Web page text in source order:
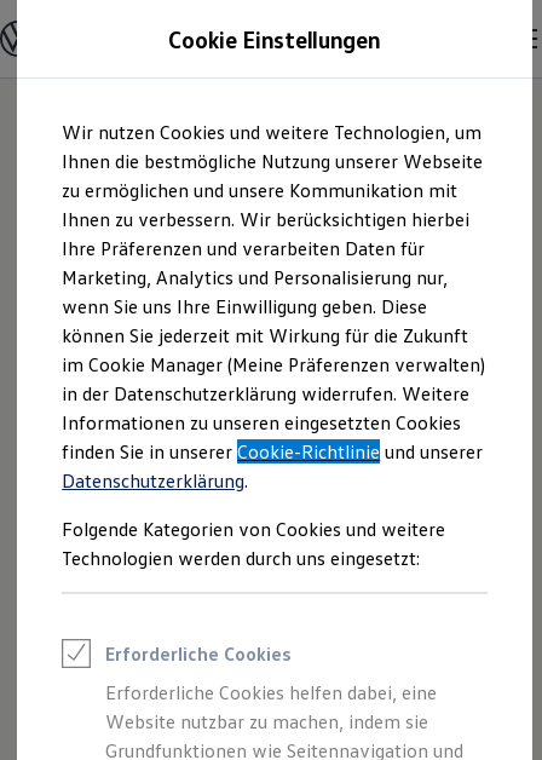
Hauptinhalt
springen
Footer
springen
Modelle und Konfigurator
Konfigurator
Modelle vergleichen
Elektroautos
ENERGY Sondermodelle
Nutzfahrzeuge
SUV und CUV
Familienautos
Kombis
Kompaktwagen
Sportwagen
Schnell verfügbare Fahrzeuge
Angebote und Produkte
Aktuelle Angebote
E-Auto-Förderung
Volkswagen Marktplatz
Die ENERGY Sondermodelle
Junge Gebrauchtwagen und Gebrauchtwagen
Volkswagen Zertifizierte Gebrauchtwagen
Elektromobilität bei Gebrauchtwagen
Saisonangebote
Reifenpakete
Leasing
Leasing-Angebote
Elektroauto Leasing
Kleinwagen-Leasing
Leasing ohne Anzahlung
Finanzierung
Autokredit mit Schlussrate
Cookie Einstellungen
Wir nutzen Cookies und weitere Technologien, um
Ihnen die bestmögliche Nutzung unserer Webseite
zu ermöglichen und unsere Kommunikation mit
Ihnen zu verbessern. Wir berücksichtigen hierbei
Ihre Präferenzen und verarbeiten Daten für
Marketing, Analytics und Personalisierung nur,
wenn Sie uns Ihre Einwilligung geben. Diese
können Sie jederzeit mit Wirkung für die Zukunft
im Cookie Manager (Meine Präferenzen verwalten)
in der Datenschutzerklärung widerrufen. Weitere
Informationen zu unseren eingesetzten Cookies
finden Sie in unsererCookie-Richtlinie und unserer
Datenschutzerklärung.
Folgende Kategorien von Cookies und weitere
Technologien werden durch uns eingesetzt:
Erforderliche Cookies
Erforderliche Cookies helfen dabei, eine
Website nutzbar zu machen, indem sie
Grundfunktionen wie Seitennavigation und